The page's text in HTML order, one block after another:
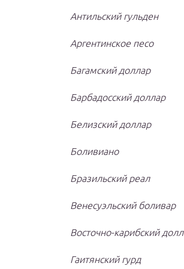
Антильский гульден
Аргентинское песо
Багамский доллар
Барбадосский доллар
Белизский доллар
Боливиано
Бразильский реал
Венесуэльский боливар
Восточно-карибский долл
Гаитянский гурд